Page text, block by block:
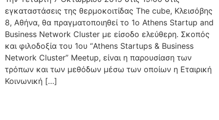
εγκαταστάσεις της θερμοκοιτίδας The cube, Κλεισόβης
8, Αθήνα, θα πραγματοποιηθεί το 1ο Athens Startup and
Business Network Cluster με είσοδο ελεύθερη. Σκοπός
και φιλοδοξία του 1ου “Athens Startups & Business
Network Cluster” Meetup, είναι η παρουσίαση των
τρόπων και των μεθόδων μέσω των οποίων η Εταιρική
Κοινωνική […]